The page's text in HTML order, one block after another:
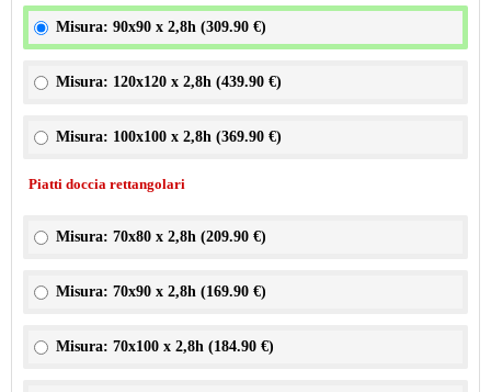
Misura: 90x90 x 2,8h (309.90 €)
Misura: 120x120 x 2,8h (439.90 €)
Misura: 100x100 x 2,8h (369.90 €)
Piatti doccia rettangolari
Misura: 70x80 x 2,8h (209.90 €)
Misura: 70x90 x 2,8h (169.90 €)
Misura: 70x100 x 2,8h (184.90 €)